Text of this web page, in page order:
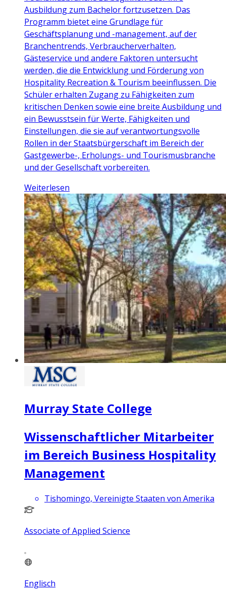
Ausbildung zum Bachelor fortzusetzen. Das
Programm bietet eine Grundlage für
Geschäftsplanung und -management, auf der
Branchentrends, Verbraucherverhalten,
Gästeservice und andere Faktoren untersucht
werden, die die Entwicklung und Förderung von
Hospitality Recreation & Tourism beeinflussen. Die
Schüler erhalten Zugang zu Fähigkeiten zum
kritischen Denken sowie eine breite Ausbildung und
ein Bewusstsein für Werte, Fähigkeiten und
Einstellungen, die sie auf verantwortungsvolle
Rollen in der Staatsbürgerschaft im Bereich der
Gastgewerbe-, Erholungs- und Tourismusbranche
und der Gesellschaft vorbereiten.
Weiterlesen
Murray State College
Wissenschaftlicher Mitarbeiter
im Bereich Business Hospitality
Management
Tishomingo, Vereinigte Staaten von Amerika
Associate of Applied Science
Englisch